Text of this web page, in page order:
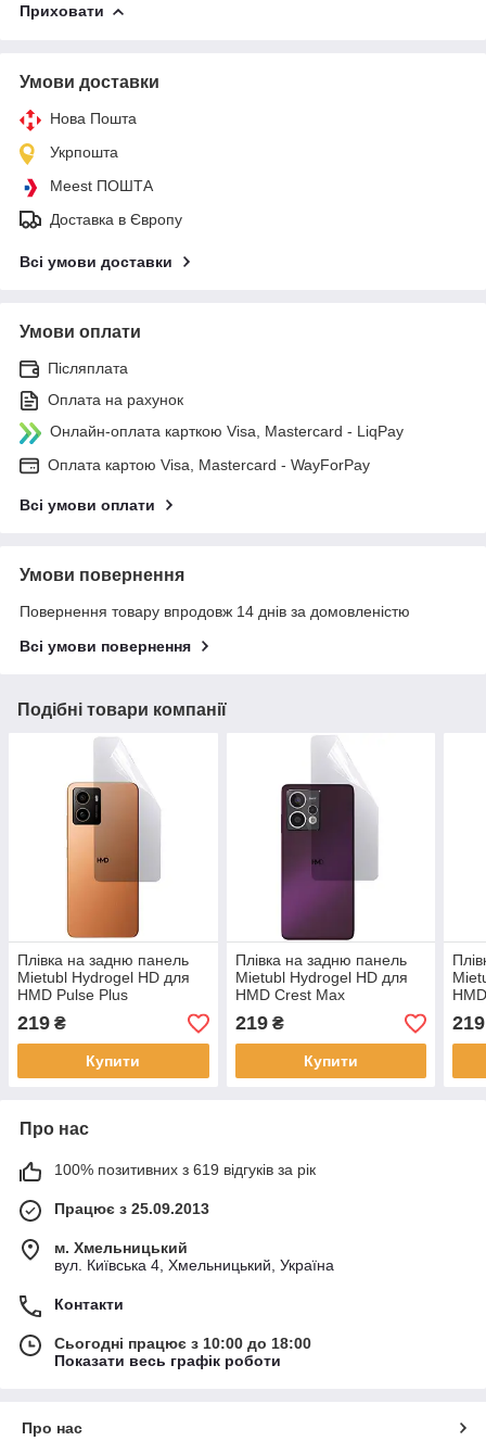
Приховати
Умови доставки
Нова Пошта
Укрпошта
Meest ПОШТА
Доставка в Європу
Всі умови доставки
Умови оплати
Післяплата
Оплата на рахунок
Онлайн-оплата карткою Visa, Mastercard - LiqPay
Оплата картою Visa, Mastercard - WayForPay
Всі умови оплати
Умови повернення
Повернення товару впродовж 14 днів за домовленістю
Всі умови повернення
Подібні товари компанії
Плівка на задню панель
Mietubl Hydrogel HD для
HMD Pulse Plus
219 ₴
Купити
Плівка на задню панель
Mietubl Hydrogel HD для
HMD Crest Max
219₴
Купити
219
Про нас
100% позитивних з 619 відгуків за рік
Працює з 25.09.2013
м. Хмельницький
вул. Київська 4, Хмельницький, Україна
Контакти
Сьогодні працює з 10:00 до 18:00
Показати весь графік роботи
Про нас